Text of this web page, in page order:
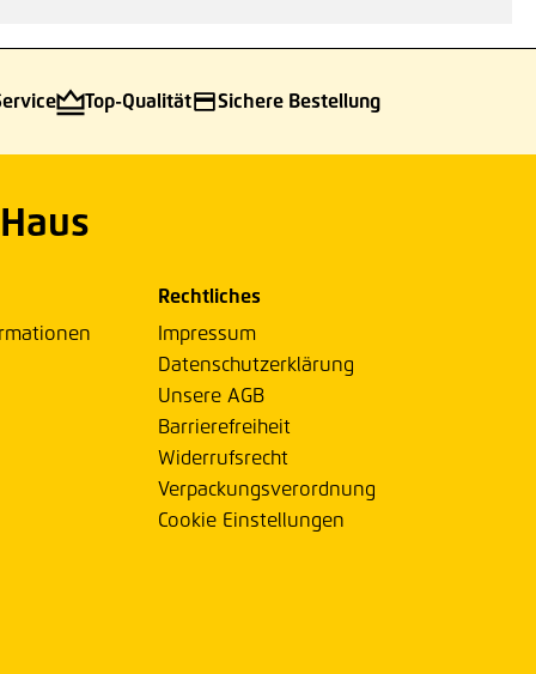
Top-Qualität Sichere Bestellung
Rechtliches
Impressum
Datenschutzerklärung
Unsere AGB
Barrierefreiheit
Widerrufsrecht
Verpackungsverordnung
Cookie Einstellungen